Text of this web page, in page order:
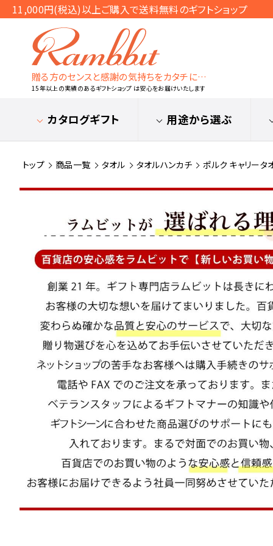
11,000円(税込)以上ご購入で送料無料のギフトショップ
贈る方のセンスと感謝の気持ちをカタチに…
15年以上の実績のあるギフトショップ は安心をお届けいたします
カタログギフト 用途から選ぶ
トップ 商品一覧 タオル タオルハンカチ ポルク キャリータ